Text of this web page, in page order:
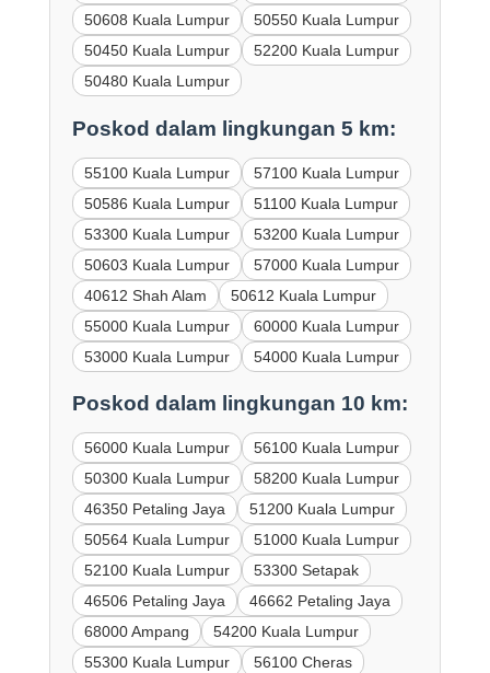
50608 Kuala Lumpur
50550 Kuala Lumpur
50450 Kuala Lumpur
52200 Kuala Lumpur
50480 Kuala Lumpur
Poskod dalam lingkungan 5 km:
55100 Kuala Lumpur
57100 Kuala Lumpur
50586 Kuala Lumpur
51100 Kuala Lumpur
53300 Kuala Lumpur
53200 Kuala Lumpur
50603 Kuala Lumpur
57000 Kuala Lumpur
40612 Shah Alam
50612 Kuala Lumpur
55000 Kuala Lumpur
60000 Kuala Lumpur
53000 Kuala Lumpur
54000 Kuala Lumpur
Poskod dalam lingkungan 10 km:
56000 Kuala Lumpur
56100 Kuala Lumpur
50300 Kuala Lumpur
58200 Kuala Lumpur
46350 Petaling Jaya
51200 Kuala Lumpur
50564 Kuala Lumpur
51000 Kuala Lumpur
52100 Kuala Lumpur
53300 Setapak
46506 Petaling Jaya
46662 Petaling Jaya
68000 Ampang
54200 Kuala Lumpur
55300 Kuala Lumpur
56100 Cheras